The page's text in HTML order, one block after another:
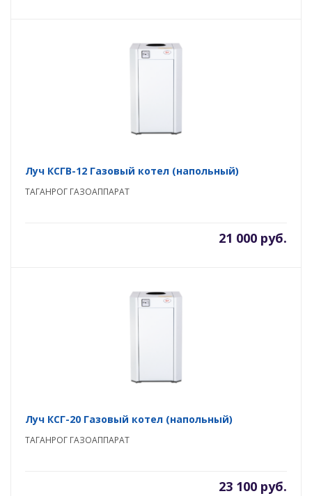
Луч КСГВ-12 Газовый котел (напольный)
ТАГАНРОГ ГАЗОАППАРАТ
21 000 руб.
Луч КСГ-20 Газовый котел (напольный)
ТАГАНРОГ ГАЗОАППАРАТ
23 100 руб.